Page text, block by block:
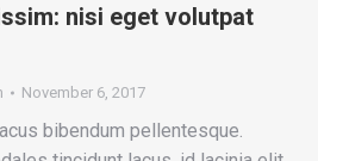
nisi eget volutpat
November 6, 2017
bibendum pellentesque.